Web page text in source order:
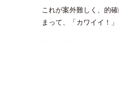
これが案外難しく、的
まって、「カワイイ！